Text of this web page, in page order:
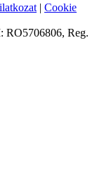
| Cookie
Reg.